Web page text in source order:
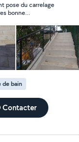
pose du carrelage
bonne
de bain
Contacter